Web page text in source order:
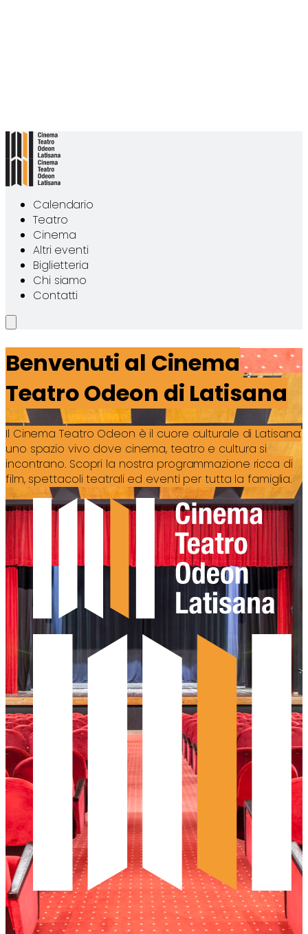
Calendario
Teatro
Cinema
Altri eventi
Biglietteria
Chi siamo
Contatti
Benvenuti al Cinema
Teatro Odeon di Latisana
Il Cinema Teatro Odeon è il cuore culturale di Latisana:
uno spazio vivo dove cinema, teatro e cultura si
incontrano. Scopri la nostra programmazione ricca di
film, spettacoli teatrali ed eventi per tutta la famiglia.